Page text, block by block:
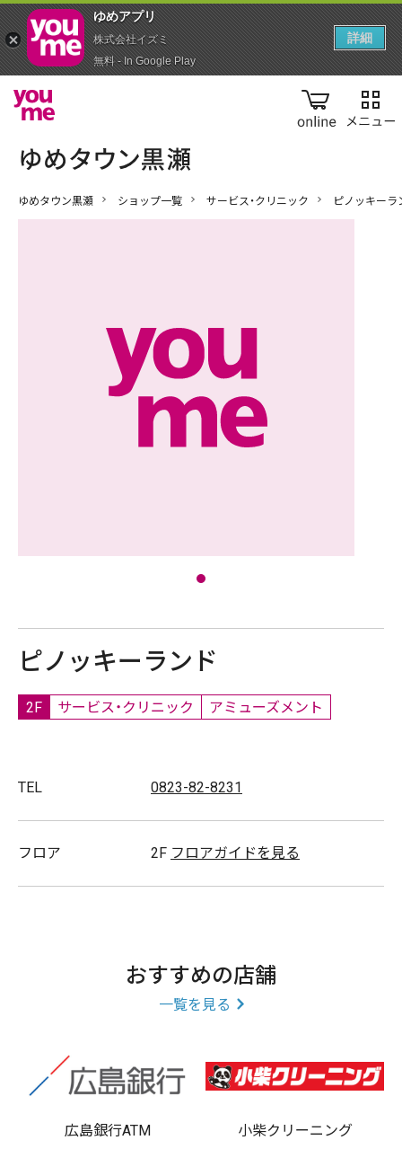
online
ゆめタウン黒瀬 ショップ一覧 サービス・クリニック ピノッキーラ
ピノッキーランド
2F サービス・クリニック アミューズメント
TEL 0823-82-8231
フロア 2F フロアガイドを見る
おすすめの店舗
一覧を見る
広島銀行ATM 小柴クリーニング
ゆめアプ‪リ‬
株式会社イズミ
無料 - In Google Play
詳細